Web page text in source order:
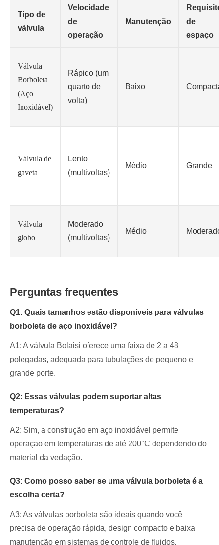
Tipo de
válvula
Velocidade
de
operação
Manutenção
de
espaço
Válvula
Borboleta
(Aço
Inoxidável)
Rápido (um
quarto de
volta)
Baixo
Válvula de
gaveta
Lento
(multivoltas)
Médio Grande
Válvula
globo
Moderado
(multivoltas)
Médio
Perguntas frequentes
Q1: Quais tamanhos estão disponíveis para válvulas
borboleta de aço inoxidável?
A1: A válvula Bolaisi oferece uma faixa de 2 a 48
polegadas, adequada para tubulações de pequeno e
grande porte.
Q2: Essas válvulas podem suportar altas
temperaturas?
A2: Sim, a construção em aço inoxidável permite
operação em temperaturas de até 200°C dependendo do
material da vedação.
Q3: Como posso saber se uma válvula borboleta é a
escolha certa?
A3: As válvulas borboleta são ideais quando você
precisa de operação rápida, design compacto e baixa
manutenção em sistemas de controle de fluidos.